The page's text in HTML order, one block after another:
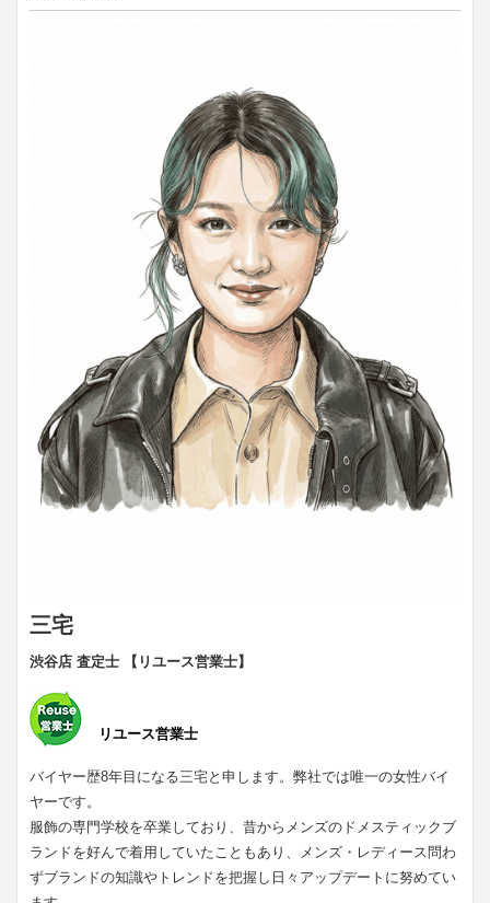
三宅
渋谷店 査定士 【リユース営業士】
リユース営業士
バイヤー歴8年目になる三宅と申します。弊社では唯一の女性バイ
ヤーです。
服飾の専門学校を卒業しており、昔からメンズのドメスティックブ
ランドを好んで着用していたこともあり、メンズ・レディース問わ
ずブランドの知識やトレンドを把握し日々アップデートに努めてい